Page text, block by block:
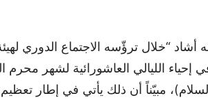
أشاد “خلال ترؤّسه الاجتماع الدوري
إحياء الليالي العاشورائية لشهر محرم
مبيّناً أن ذلك يأتي في إطار تعظيم